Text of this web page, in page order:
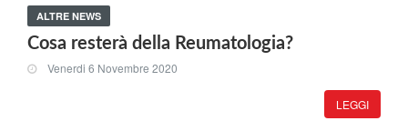
ALTRE NEWS
Cosa resterà della Reumatologia?
Venerdi 6 Novembre 2020
LEGGI